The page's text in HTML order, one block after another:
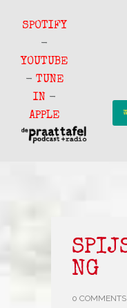
SPOTIFY
-
YOUTUBE
- TUNE
IN -
APPLE
NG
0 COMMENTS